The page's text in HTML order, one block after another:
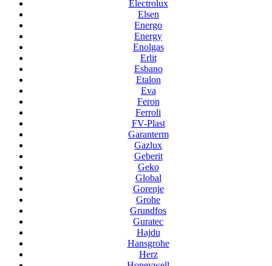
Electrolux
Elsen
Energo
Energy
Enolgas
Erlit
Esbano
Etalon
Eva
Feron
Ferroli
FV-Plast
Garanterm
Gazlux
Geberit
Geko
Global
Gorenje
Grohe
Grundfos
Guratec
Hajdu
Hansgrohe
Herz